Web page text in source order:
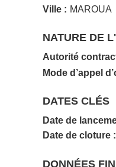
Ville : MAROUA
NATURE DE
Autorité
Mode d’appel
DATES CLÉS
Date de
Date de cloture :
DONNÉES